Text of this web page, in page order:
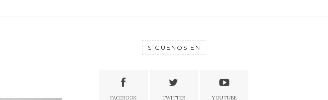
SÍGUENOS EN
FACEBOOK TWITTER YOUTUBE